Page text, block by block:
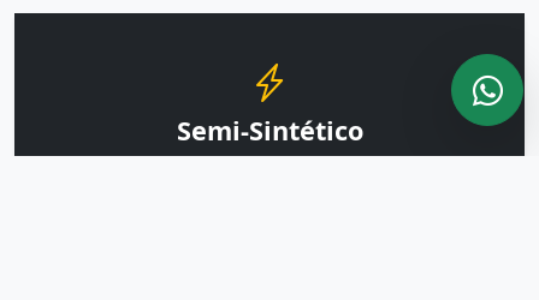
Semi-Sintético